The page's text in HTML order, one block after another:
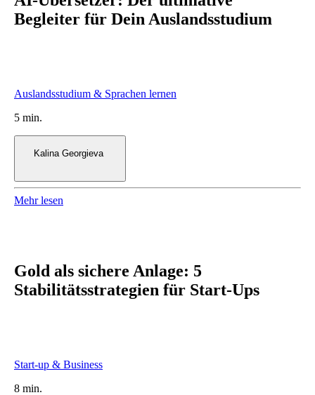
Begleiter für Dein Auslandsstudium
5 min.
Kalina Georgieva
Mehr lesen
Gold als sichere Anlage: 5
Stabilitätsstrategien für Start-Ups
8 min.